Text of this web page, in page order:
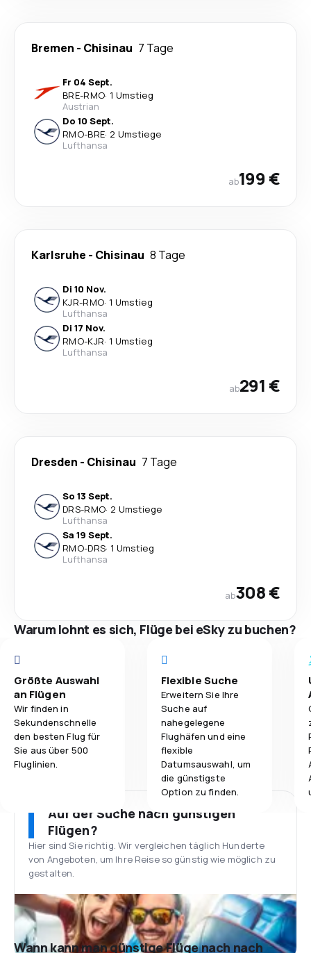
Bremen - Chisinau 7 Tage
Fr 04 Sept.
BRE-RMO· 1 Umstieg
Austrian
Do 10 Sept.
RMO-BRE· 2 Umstiege
Lufthansa
ab199 €
Karlsruhe - Chisinau 8 Tage
Di 10 Nov.
KJR-RMO· 1 Umstieg
Lufthansa
Di 17 Nov.
RMO-KJR· 1 Umstieg
Lufthansa
ab291 €
Dresden - Chisinau 7 Tage
So 13 Sept.
DRS-RMO· 2 Umstiege
Lufthansa
Sa 19 Sept.
RMO-DRS· 1 Umstieg
Lufthansa
ab308 €
Warum lohnt es sich, Flüge bei eSky zu buchen?
Größte Auswahl
an Flügen
Wir finden in
Sekundenschnelle
den besten Flug für
Sie aus über 500
Fluglinien.
Flexible Suche
Erweitern Sie Ihre
Suche auf
nahegelegene
Flughäfen und eine
flexible
Datumsauswahl, um
die günstigste
Option zu finden.
Auf der Suche nach günstigen
Flügen?
Hier sind Sie richtig. Wir vergleichen täglich Hunderte
von Angeboten, um Ihre Reise so günstig wie möglich zu
gestalten.
Wann kann man günstige Flüge nach nach